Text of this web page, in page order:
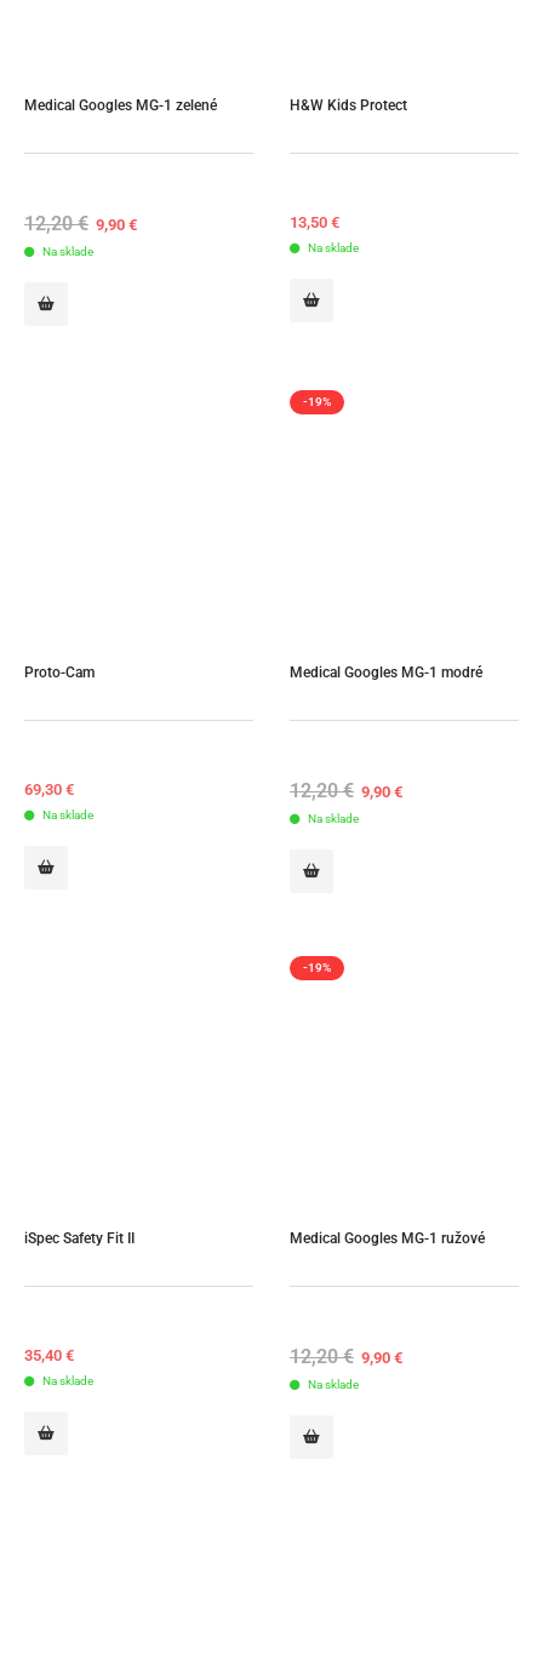
Medical Googles MG-1 zelené
12,20€ Original
price
9,90€Current
price
Na sklade
H&W Kids Protect
13,50 €
Na sklade
Proto-Cam
69,30 €
Na sklade
-19%
Medical Googles MG-1 modré
12,20€ Original
price
9,90€Current
price
Na sklade
iSpec Safety Fit II
35,40 €
Na sklade
-19%
Medical Googles MG-1 ružové
12,20€ Original
price
9,90€Current
Na sklade